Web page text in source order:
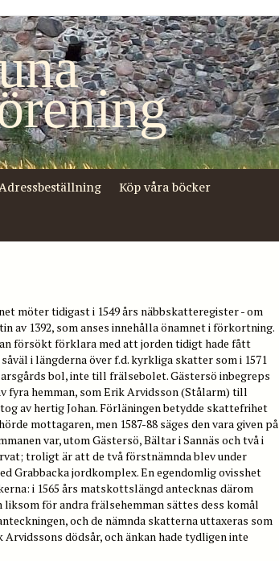
Köp våra böcker
möter tidigast i 1549 års näbbskatteregister - om
av 1392, som anses innehålla önamnet i förkortning.
försökt förklara med att jorden tidigt hade fått
i längderna över f.d. kyrkliga skatter som i 1571
bol, inte till frälsebolet. Gästersö inbegreps
fyra hemman, som Erik Arvidsson (Stålarm) till
av hertig Johan. Förläningen betydde skattefrihet
mottagaren, men 1587-88 säges den vara given på
var, utom Gästersö, Bältar i Sannäs och två i
troligt är att de två förstnämnda blev under
Grabbacka jordkomplex. En egendomlig ovisshet
i 1565 års matskottslängd antecknas därom
för andra frälsehemman sättes dess komål
och de nämnda skatterna uttaxeras som
dödsår, och änkan hade tydligen inte